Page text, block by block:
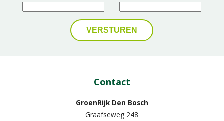
Contact
GroenRijk Den Bosch
Graafseweg 248